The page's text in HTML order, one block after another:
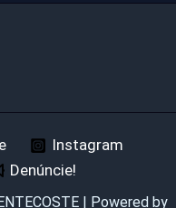
Instagram
Denúncie!
| Powered by